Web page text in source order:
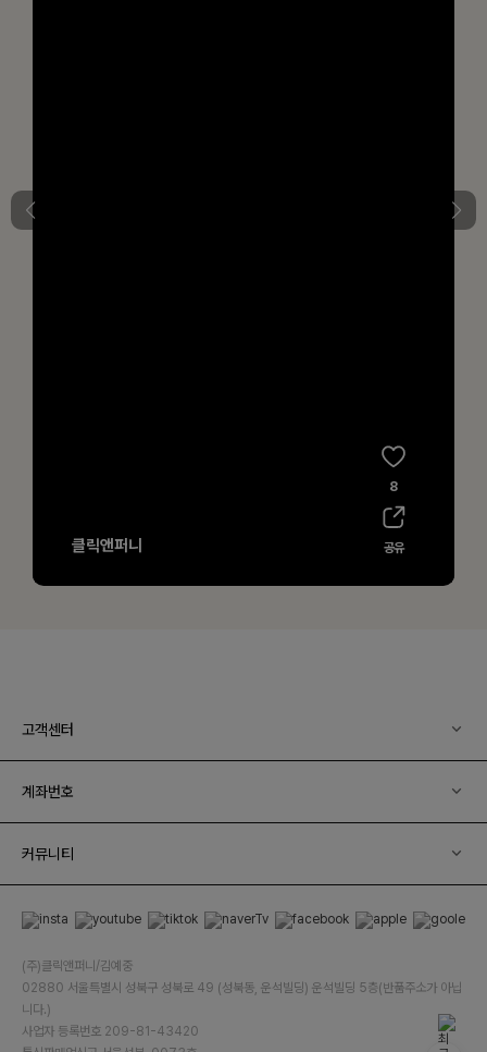
고객센터
계좌번호
커뮤니티
(주)클릭앤퍼니/김예중
02880 서울특별시 성북구 성북로 49 (성북동, 운석빌딩) 운석빌딩 5층(반품주소가 아닙
니다.)
사업자 등록번호 209-81-43420